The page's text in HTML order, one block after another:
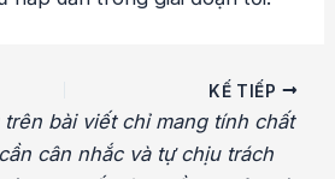
KẾ TIẾP
bài viết chỉ mang tính chất
cân nhắc và tự chịu trách